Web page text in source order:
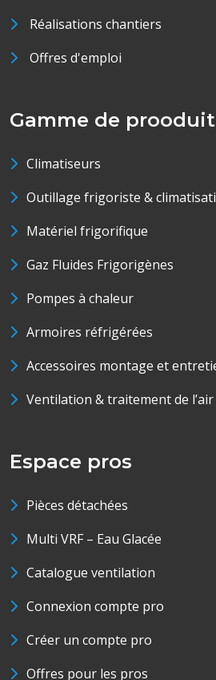
Réalisations chantiers
Offres d'emploi
Gamme de
Climatiseurs
Outillage frigoriste &
Matériel frigorifique
Gaz Fluides Frigorigènes
Pompes à chaleur
Armoires réfrigérées
Accessoires montage et
Ventilation & traitement de l’air
Espace pros
Pièces détachées
Multi VRF – Eau Glacée
Catalogue ventilation
Connexion compte pro
Créer un compte pro
Offres pour les pros